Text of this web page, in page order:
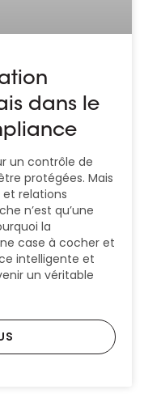
dans le
un contrôle de
protégées. Mais
et relations
n’est qu’une
la
case à cocher et
intelligente et
un véritable